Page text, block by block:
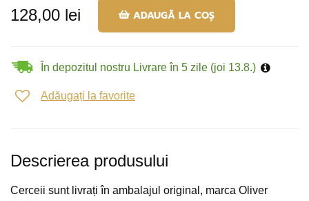
128,00 lei ADAUGĂ LA COȘ
În depozitul nostru Livrare în 5 zile (joi 13.8.)
Adăugați la favorite
Descrierea produsului
Cerceii sunt livrați în ambalajul original, marca Oliver